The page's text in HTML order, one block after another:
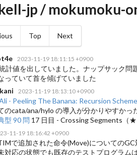
jp / mokumoku-
Top Next
2023-11-19 18:11:15 +0900
計値を出していました。ナップサック
っていて首を傾げていました
2023-11-19 18:13:10 +0900
- Peeling The Banana: Recursion
のcata/ana/hylo の導入が分かりやすかっ
型 90 問 17 日目 - Crossing Segments（
11-19 18:16:42 +0900
で追加された命令(Move)についての
対応の状態でも既存のテストプログラ